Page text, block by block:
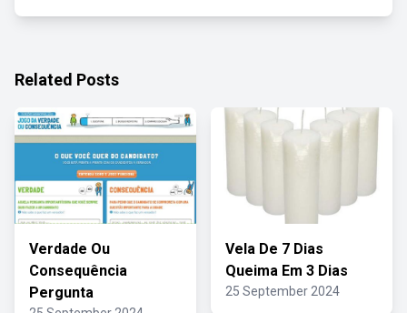
Related Posts
Verdade Ou
Consequência
Pergunta
Vela De 7 Dias
Queima Em 3 Dias
25 September 2024